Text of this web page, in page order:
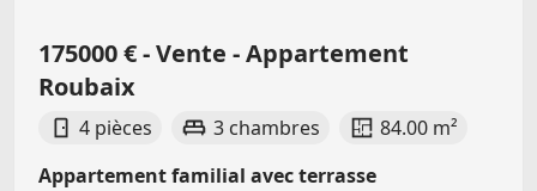
175000 € - Vente - Appartement
Roubaix
4 pièces 3 chambres
84.00 m²
Appartement familial avec terrasse